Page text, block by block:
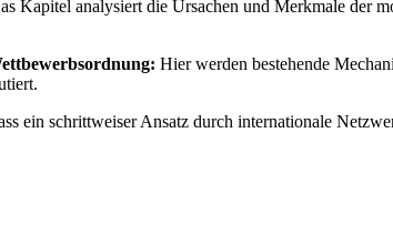
Kapitel analysiert die Ursachen und Merkmale der
Hier werden bestehende
ein schrittweiser Ansatz durch internationale